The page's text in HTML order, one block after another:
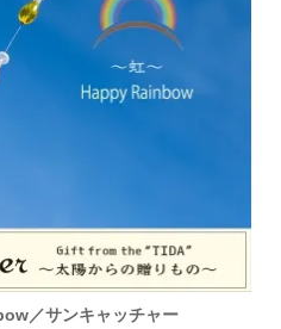
／サンキャッチャー